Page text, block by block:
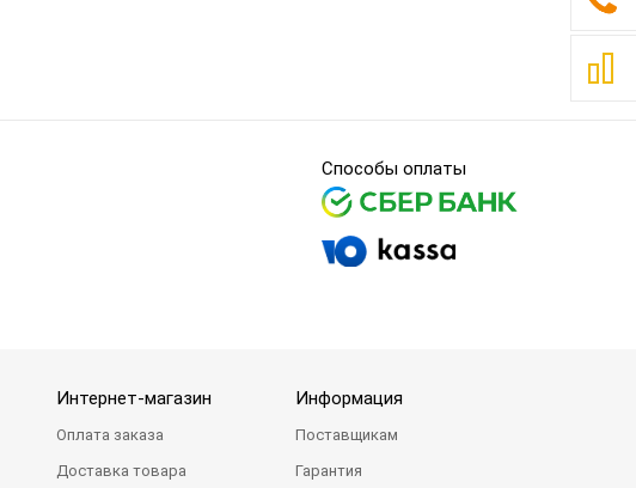
Способы оплаты
Интернет-магазин
Оплата заказа
Доставка товара
Информация
Поставщикам
Гарантия